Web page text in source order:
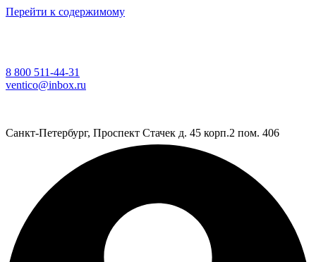
Перейти к содержимому
8 800 511-44-31
ventico@inbox.ru
Санкт-Петербург, Проспект Стачек д. 45 корп.2 пом. 406